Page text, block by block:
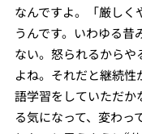
なんですよ。「厳しく
うんです。いわゆる昔
ない。怒られるからや
よね。それだと継続
語学習をしていただか
る気になって、変わっ